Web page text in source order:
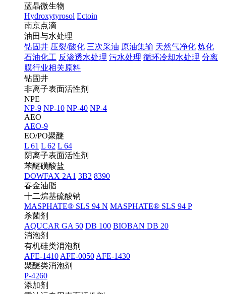
蓝晶微生物
Hydroxytyrosol Ectoin
南京点滴
油田与水处理
钻固井 压裂/酸化 三次采油 原油集输 天然气净化 炼化
石油化工 反渗透水处理 污水处理 循环冷却水处理 分离
膜行业相关原料
钻固井
非离子表面活性剂
NPE
NP-9 NP-10 NP-40 NP-4
AEO
AEO-9
EO/PO聚醚
L 61 L 62 L 64
阴离子表面活性剂
苯醚磺酸盐
DOWFAX 2A1 3B2 8390
春金油脂
十二烷基硫酸钠
MASPHATE® SLS 94 N MASPHATE® SLS 94 P
杀菌剂
AQUCAR GA 50 DB 100 BIOBAN DB 20
消泡剂
有机硅类消泡剂
AFE-1410 AFE-0050 AFE-1430
聚醚类消泡剂
P-4260
添加剂